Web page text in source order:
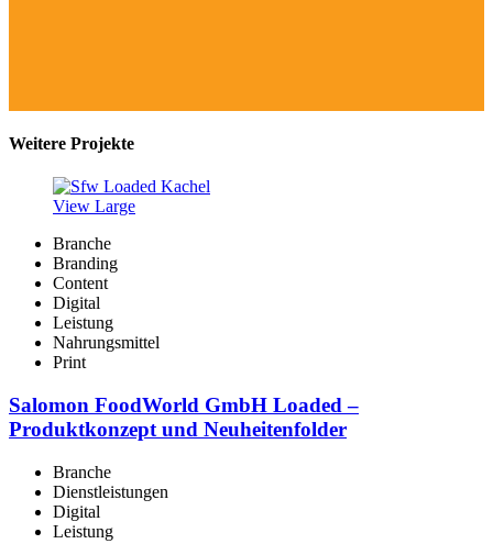
Weitere Projekte
View Large
Branche
Branding
Content
Digital
Leistung
Nahrungsmittel
Print
Salomon FoodWorld GmbH Loaded –
Produktkonzept und Neuheitenfolder
Branche
Dienstleistungen
Digital
Leistung